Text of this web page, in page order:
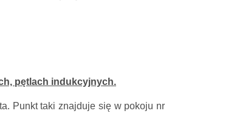
pętlach indukcyjnych.
Punkt taki znajduje się w pokoju nr